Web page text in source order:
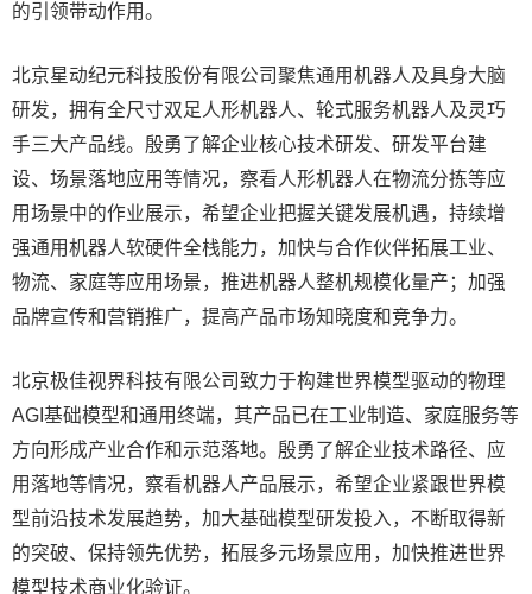
的引领带动作用。
北京星动纪元科技股份有限公司聚焦通用机器人及具身大脑
研发，拥有全尺寸双足人形机器人、轮式服务机器人及灵巧
手三大产品线。殷勇了解企业核心技术研发、研发平台建
设、场景落地应用等情况，察看人形机器人在物流分拣等应
用场景中的作业展示，希望企业把握关键发展机遇，持续增
强通用机器人软硬件全栈能力，加快与合作伙伴拓展工业、
物流、家庭等应用场景，推进机器人整机规模化量产；加强
品牌宣传和营销推广，提高产品市场知晓度和竞争力。
北京极佳视界科技有限公司致力于构建世界模型驱动的物理
AGI基础模型和通用终端，其产品已在工业制造、家庭服务等
方向形成产业合作和示范落地。殷勇了解企业技术路径、应
用落地等情况，察看机器人产品展示，希望企业紧跟世界模
型前沿技术发展趋势，加大基础模型研发投入，不断取得新
的突破、保持领先优势，拓展多元场景应用，加快推进世界
模型技术商业化验证。